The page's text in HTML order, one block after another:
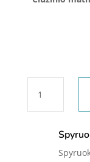
COMFORT
quantity